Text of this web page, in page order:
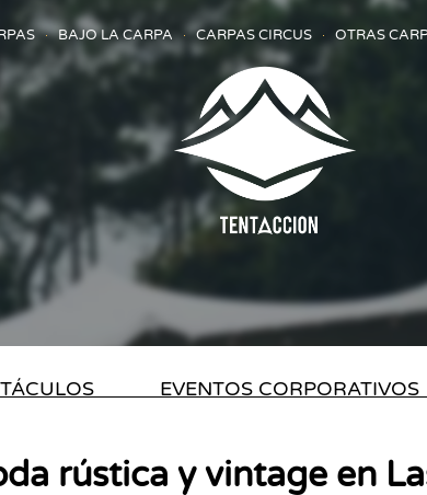
BAJO LA CARPA CARPAS CIRCUS OTRAS
EVENTOS CORPORATIVOS
rústica y vintage en